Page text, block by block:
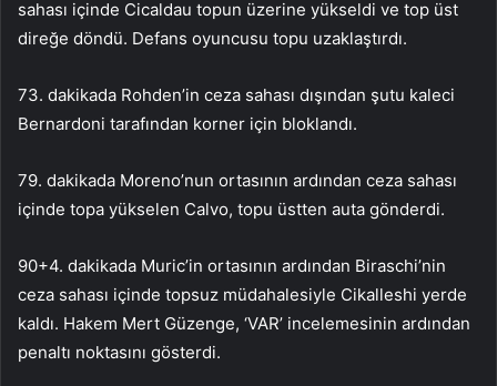
sahası içinde Cicaldau topun üzerine yükseldi ve top üst
direğe döndü. Defans oyuncusu topu uzaklaştırdı.
73. dakikada Rohden’in ceza sahası dışından şutu kaleci
Bernardoni tarafından korner için bloklandı.
79. dakikada Moreno’nun ortasının ardından ceza sahası
içinde topa yükselen Calvo, topu üstten auta gönderdi.
90+4. dakikada Muric’in ortasının ardından Biraschi’nin
ceza sahası içinde topsuz müdahalesiyle Cikalleshi yerde
kaldı. Hakem Mert Güzenge, ‘VAR’ incelemesinin ardından
penaltı noktasını gösterdi.